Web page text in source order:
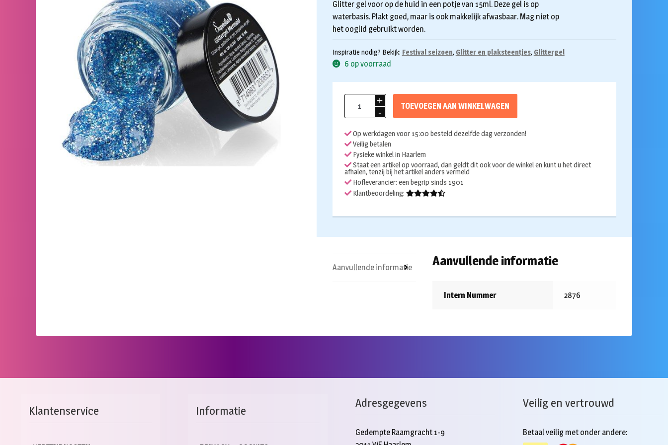
Glitter gel voor op de huid in een potje van 15ml. Deze gel is op
waterbasis. Plakt goed, maar is ook makkelijk afwasbaar. Mag niet op
het ooglid gebruikt worden.
Inspiratie nodig? Bekijk: Festival seizoen, Glitter en plaksteentjes, Glittergel
6 op voorraad
Mermaid
aantal
TOEVOEGEN AAN WINKELWAGEN
Op werkdagen voor 15:00 besteld dezelfde dag verzonden!
Veilig betalen
Fysieke winkel in Haarlem
Staat een artikel op voorraad, dan geldt dit ook voor de winkel en kunt u het direct
afhalen, tenzij bij het artikel anders vermeld
Hofleverancier: een begrip sinds 1901
Klantbeoordeling:
Aanvullende informatie Aanvullende informatie
Intern Nummer 2876
Klantenservice Informatie
Adresgegevens
Gedempte Raamgracht 1-9
Veilig en vertrouwd
Betaal veilig met onder andere: